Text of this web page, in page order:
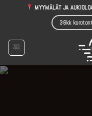
MYYMÄLÄT JA
36kk